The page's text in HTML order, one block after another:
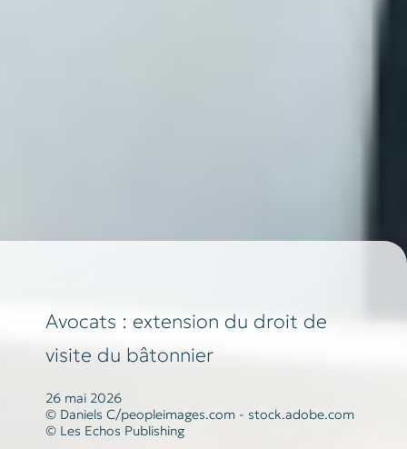
Avocats : extension du droit de
visite du bâtonnier
26 mai 2026
© Daniels C/peopleimages.com - stock.adobe.com
© Les Echos Publishing